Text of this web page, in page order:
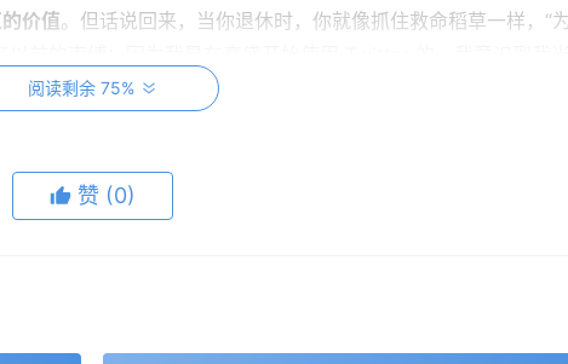
价值。但话说回来，当你退休时，你就像抓住救命稻草一样，“为
，而且我和他们之间有很多来回交锋。当时互动的对象有伯尼·桑
说：“你要吃完你的沙拉吗
阅读剩余 75%
赞 (0)